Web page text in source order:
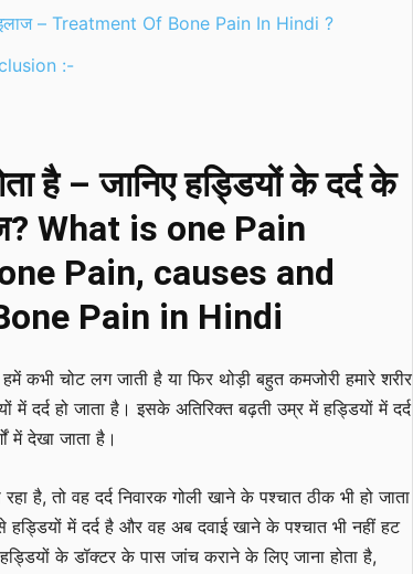
इलाज – Treatment Of Bone Pain In Hindi ?
:-
है – जानिए हड्डियों के दर्द के
What is one Pain
Pain, causes and
Pain in Hindi
कभी चोट लग जाती है या फिर थोड़ी बहुत कमजोरी हमारे शरीर
दर्द हो जाता है। इसके अतिरिक्त बढ़ती उम्र में हड्डियों में दर्द
में देखा जाता है।
है, तो वह दर्द निवारक गोली खाने के पश्चात ठीक भी हो जाता
हड्डियों में दर्द है और वह अब दवाई खाने के पश्चात भी नहीं हट
के डॉक्टर के पास जांच कराने के लिए जाना होता है,